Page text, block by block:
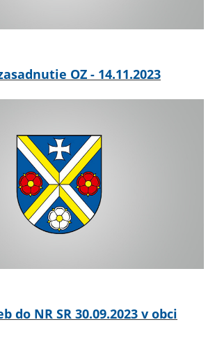
OZ - 14.11.2023
do NR SR 30.09.2023 v obci